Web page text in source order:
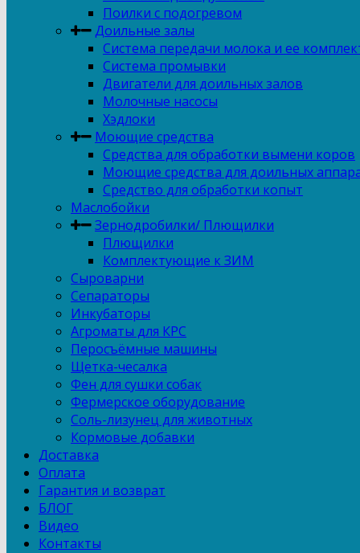
Поилки с подогревом
Доильные залы
Система передачи молока и ее
Система промывки
Двигатели для доильных залов
Молочные насосы
Хэдлоки
Моющие средства
Средства для обработки вымени коров
Моющие средства для доильных
Средство для обработки копыт
Маслобойки
Зернодробилки/ Плющилки
Плющилки
Комплектующие к ЗИМ
Сыроварни
Сепараторы
Инкубаторы
Агроматы для КРС
Перосъёмные машины
Щетка-чесалка
Фен для сушки собак
Фермерское оборудование
Соль-лизунец для животных
Кормовые добавки
Доставка
Оплата
Гарантия и возврат
БЛОГ
Видео
Контакты